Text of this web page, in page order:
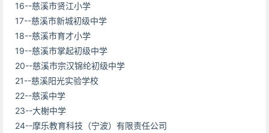
16--慈溪市贤江小学
17--慈溪市新城初级中学
18--慈溪市育才小学
19--慈溪市掌起初级中学
20--慈溪市宗汉锦纶初级中学
21--慈溪阳光实验学校
22--慈溪中学
23--大榭中学
24--摩乐教育科技（宁波）有限责任公司